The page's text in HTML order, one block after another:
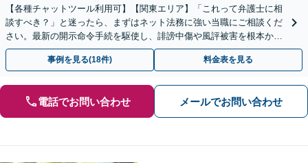
【各種チャットツール利用可】【関東エリア】「これって弁護士に相
談すべき？」と迷ったら、まずはネット法務に強い当職にご相談くだ
さい。最新の開示命令手続を駆使し、誹謗中傷や風評被害を根本から
解決します。最終的な終結を見据えて適切に対応します。
事例を見る(18件) 料金表を見る
電話でお問い合わせ メールでお問い合わせ